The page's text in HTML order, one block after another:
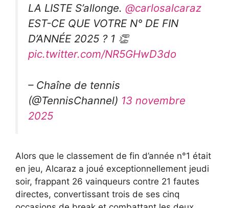
LA LISTE S’allonge. @carlosalcaraz
EST-CE QUE VOTRE N° DE FIN
D’ANNÉE 2025 ? 1 👏
pic.twitter.com/NR5GHwD3do
– Chaîne de tennis
(@TennisChannel) 13 novembre
2025
Alors que le classement de fin d’année n°1 était
en jeu, Alcaraz a joué exceptionnellement jeudi
soir, frappant 26 vainqueurs contre 21 fautes
directes, convertissant trois de ses cinq